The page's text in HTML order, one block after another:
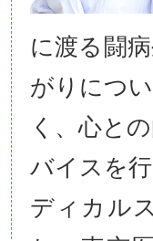
に渡る闘
がりにつ
く、心と
バイスを
ディカル